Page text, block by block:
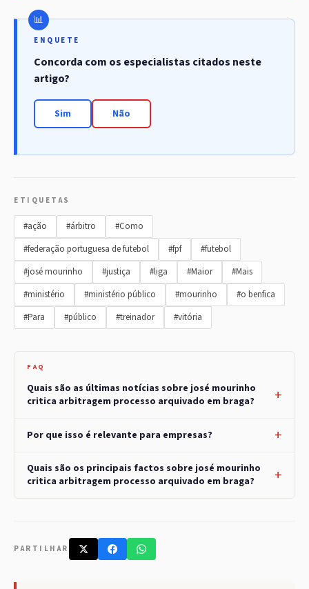
ENQUETE
Concorda com os especialistas citados neste
artigo?
Sim Não
ETIQUETAS
#ação #árbitro
#Como
#federação portuguesa de futebol
#fpf
#futebol
#josé mourinho
#justiça #liga #Maior
#Mais
#ministério
#ministério público #mourinho
#o benfica
#Para
#público #treinador #vitória
FAQ
Quais são as últimas notícias sobre josé mourinho
critica arbitragem processo arquivado em braga?
Por que isso é relevante para empresas?
Quais são os principais factos sobre josé mourinho
critica arbitragem processo arquivado em braga?
PARTILHAR